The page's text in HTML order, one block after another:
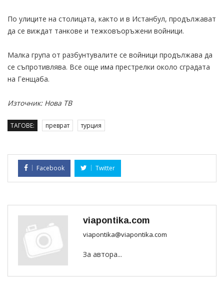
По улиците на столицата, както и в Истанбул, продължават
да се виждат танкове и тежковъоръжени войници.
Малка група от разбунтувалите се войници продължава да
се съпротивлява. Все още има престрелки около сградата
на Генщаба.
Източник: Нова ТВ
ТАГОВЕ: преврат турция
Facebook Twitter
viapontika.com
viapontika@viapontika.com
За автора...